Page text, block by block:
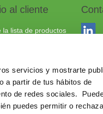
servicios y mostrarte
a partir de tus hábitos de
de redes sociales.
puedes permitir o
al cliente
la lista de productos
privacidad
+34